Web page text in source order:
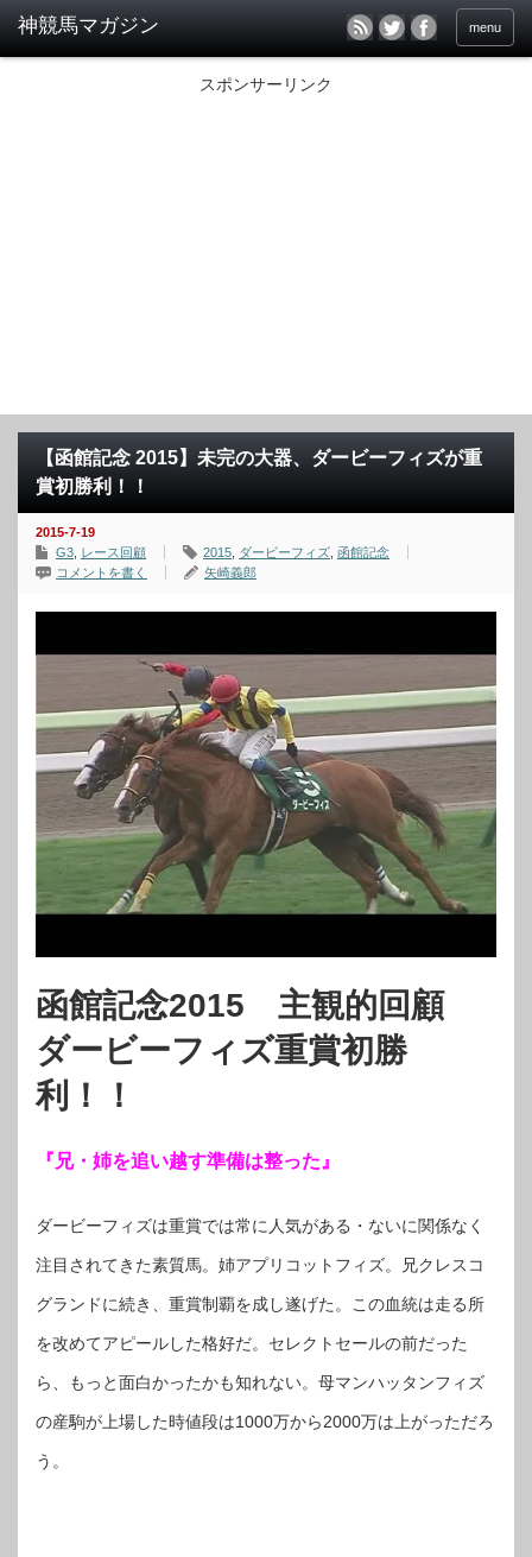
menu
スポンサーリンク
【函館記念 2015】未完の大器、ダービーフィズが重
賞初勝利！！
2015-7-19
G3 レース回顧 2015 ダービーフィズ 函館記念
コメントを書く
矢崎義郎
函館記念2015 主観的回顧
ダービーフィズ重賞初勝
利！！
『兄・姉を追い越す準備は整った』
ダービーフィズは重賞では常に人気がある・ないに関係なく
注目されてきた素質馬。姉アプリコットフィズ。兄クレスコ
グランドに続き、重賞制覇を成し遂げた。この血統は走る所
を改めてアピールした格好だ。セレクトセールの前だった
ら、もっと面白かったかも知れない。母マンハッタンフィズ
の産駒が上場した時値段は1000万から2000万は上がっただろ
う。